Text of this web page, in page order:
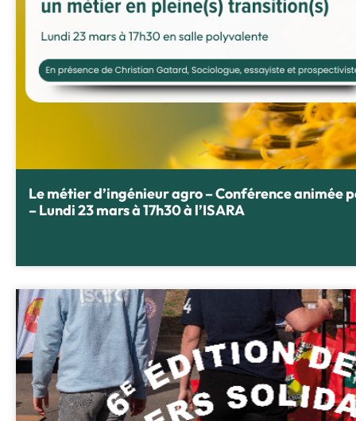
Le métier d’ingénieur agro – Conférence animée
– Lundi 23 mars à 17h30 à l’ISARA